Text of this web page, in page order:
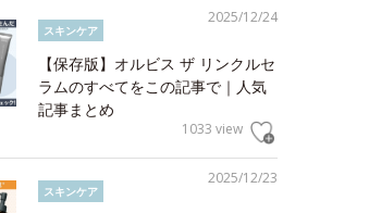
2025/12/24
スキンケア
【保存版】オルビス ザ リンクルセ
ラムのすべてをこの記事で｜人気
記事まとめ
1033 view
2025/12/23
スキンケア